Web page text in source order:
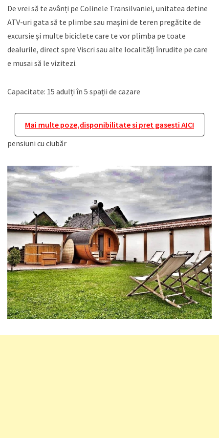
De vrei să te avânți pe Colinele Transilvaniei, unitatea detine
ATV-uri gata să te plimbe sau mașini de teren pregătite de
excursie și multe biciclete care te vor plimba pe toate
dealurile, direct spre Viscri sau alte localități înrudite pe care
e musai să le vizitezi.
​Capacitate: 15 adulți în 5 spații de cazare
Mai multe poze,disponibilitate si pret gasesti AICI
pensiuni cu ciubăr